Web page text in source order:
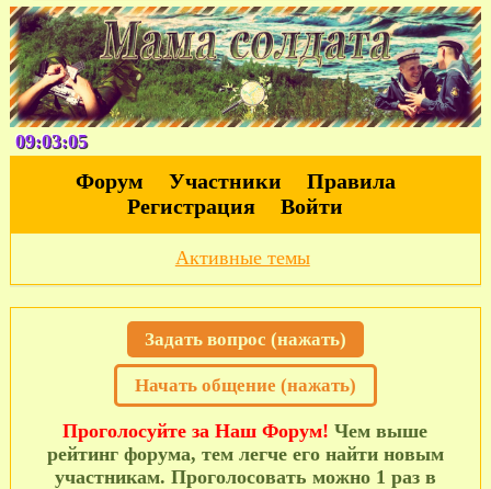
09:03:07
Форум Участники
Правила
Регистрация
Войти
Активные темы
Задать вопрос (нажать)
Начать общение (нажать)
Проголосуйте за Наш Форум! Чем выше
рейтинг форума, тем легче его найти новым
участникам. Проголосовать можно 1 раз в